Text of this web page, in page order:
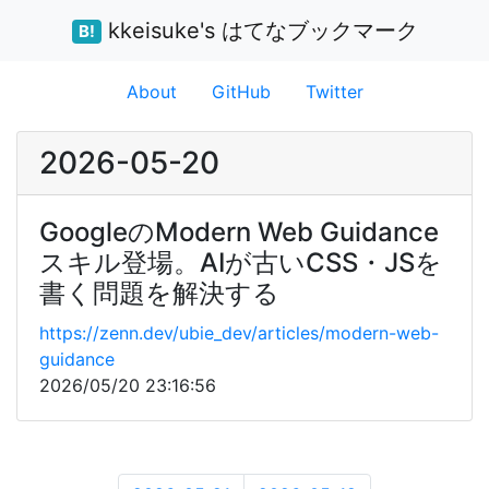
B! kkeisuke's はてなブックマーク
About GitHub Twitter
2026-05-20
GoogleのModern Web Guidance
スキル登場。AIが古いCSS・JSを
書く問題を解決する
https://zenn.dev/ubie_dev/articles/modern-web-
guidance
2026/05/20 23:16:56